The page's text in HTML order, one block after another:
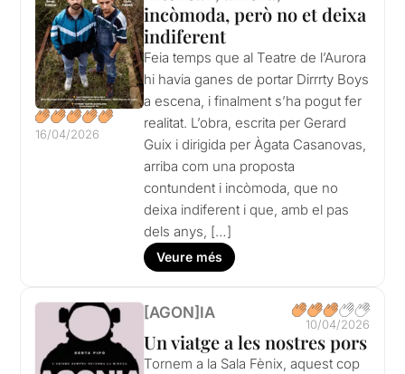
16/04/2026
incòmoda, però no et deixa
indiferent
Feia temps que al Teatre de l’Aurora
hi havia ganes de portar Dirrrty Boys
a escena, i finalment s’ha pogut fer
realitat. L’obra, escrita per Gerard
Guix i dirigida per Àgata Casanovas,
arriba com una proposta
contundent i incòmoda, que no
deixa indiferent i que, amb el pas
dels anys, […]
Veure més
[AGON]IA
10/04/2026
Un viatge a les nostres pors
Tornem a la Sala Fènix, aquest cop